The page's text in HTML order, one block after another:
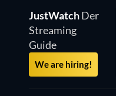
JustWatchDer
Streaming
Guide
We are hiring!